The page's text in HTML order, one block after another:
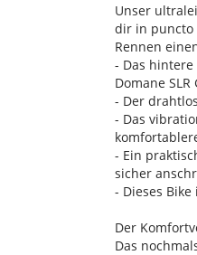
Unser
dir in puncto
Rennen
- Das
Domane
- Der
- Das
- Ein
sicher
- Dieses
Der
Das